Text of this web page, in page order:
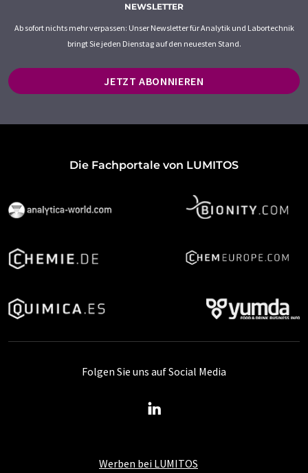
NEWSLETTER
Ab sofort nichts mehr verpassen: Unser Newsletter für Analytik und Labortechnik
bringt Sie jeden Dienstag auf den neuesten Stand.
JETZT ABONNIEREN
Die Fachportale von LUMITOS
Werben bei LUMITOS
Folgen Sie uns auf Social Media